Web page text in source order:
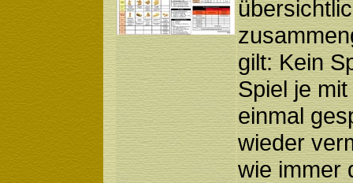
gilt: Kein
Spiel je
einmal
wieder
wie immer